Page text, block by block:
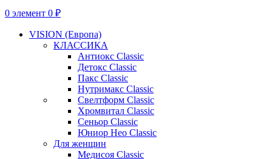
0 элемент 0 ₽
VISION (Европа)
КЛАССИКА
Антиокс Classic
Детокс Classic
Пакс Classic
Нутримакс Classic
Свелтформ Classic
Хромвитал Classic
Сеньор Classic
Юниор Нео Classic
Для женщин
Медисоя Classic